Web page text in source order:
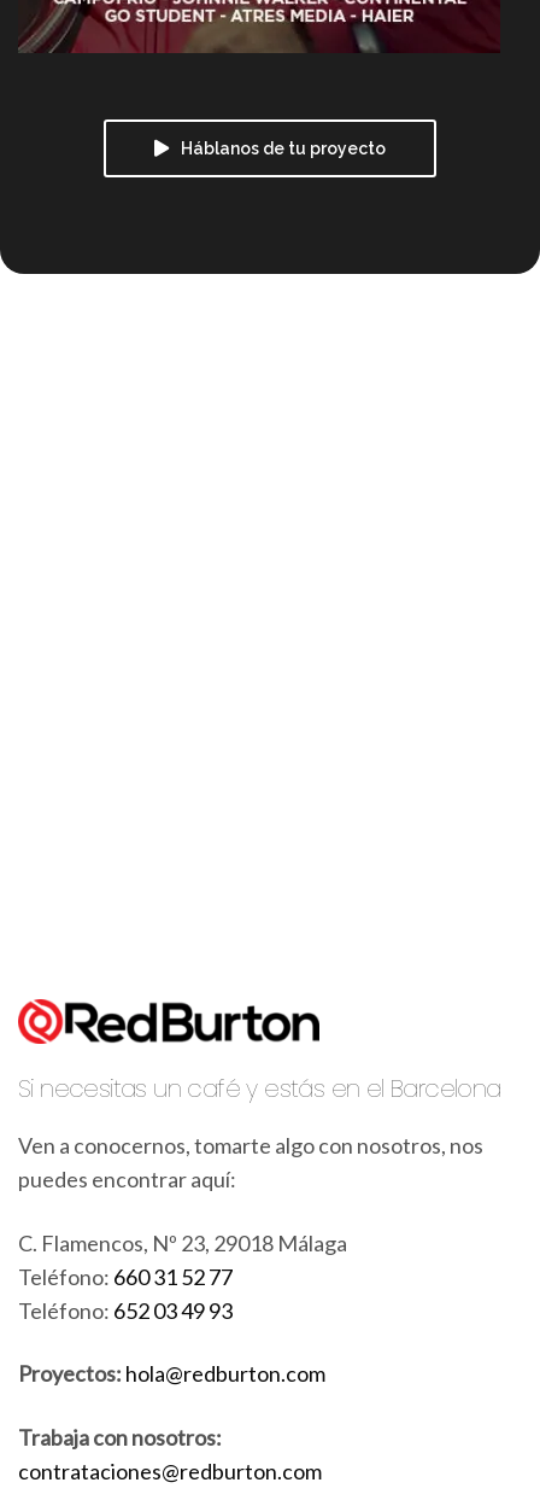
Háblanos de tu proyecto
Si necesitas un café y estás en el Barcelona
Ven a conocernos, tomarte algo con nosotros, nos
puedes encontrar aquí:
C. Flamencos, Nº 23, 29018 Málaga
Teléfono: 660 31 52 77
Teléfono: 652 03 49 93
Proyectos: hola@redburton.com
Trabaja con nosotros:
contrataciones@redburton.com